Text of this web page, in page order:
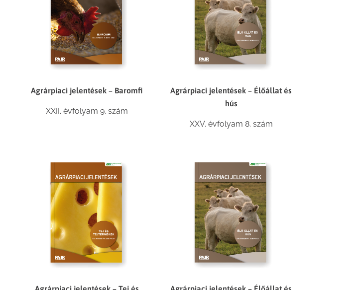
Agrárpiaci jelentések – Baromfi
XXII. évfolyam 9. szám
Agrárpiaci jelentések – Élőállat és
hús
XXV. évfolyam 8. szám